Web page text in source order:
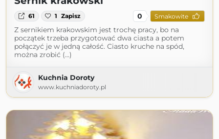
61 1 Zapisz 0 Smakowite
Z sernikiem krakowskim jest trochę pracy, bo na
początek trzeba przygotować dwa ciasta a potem
połączyć je w jedną całość. Ciasto kruche na spód,
można zrobić (...)
Kuchnia Doroty
www.kuchniadoroty.pl